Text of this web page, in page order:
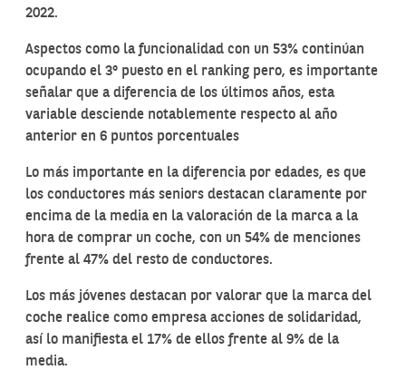
2022.
Aspectos como la funcionalidad con un 53% continúan
ocupando el 3º puesto en el ranking pero, es importante
señalar que a diferencia de los últimos años, esta
variable desciende notablemente respecto al año
anterior en 6 puntos porcentuales
Lo más importante en la diferencia por edades, es que
los conductores más seniors destacan claramente por
encima de la media en la valoración de la marca a la
hora de comprar un coche, con un 54% de menciones
frente al 47% del resto de conductores.
Los más jóvenes destacan por valorar que la marca del
coche realice como empresa acciones de solidaridad,
así lo manifiesta el 17% de ellos frente al 9% de la
media.